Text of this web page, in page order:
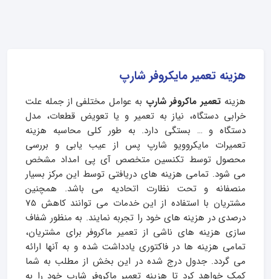
هزینه تعمیر مایکروفر شارپ
هزینه تعمیر ماکروفر شارپ به عوامل مختلفی از جمله علت
خرابی دستگاه، نیاز به تعمیر و یا تعویض قطعات، مدل
دستگاه و … بستگی دارد. به طور کلی محاسبه هزینه
تعمیرات مایکروویو شارپ پس از عیب یابی و بررسی
محصول توسط تکنسین متخصص آی پی امداد مشخص
می شود. تمامی هزینه های دریافتی توسط این مرکز بسیار
منصفانه و تحت نظارت اتحادیه می باشد. همچنین
مشتریان با استفاده از این خدمات می توانند کاهش 75
درصدی در هزینه های خود را تجربه نمایند. به منظور شفاف
سازی هزینه های ناشی از تعمیر ماکروفر برای مشتریان،
تمامی هزینه ها در فاکتوری یادداشت شده و به آنها ارائه
می گردد. جدول درج شده در این بخش از مطلب به شما